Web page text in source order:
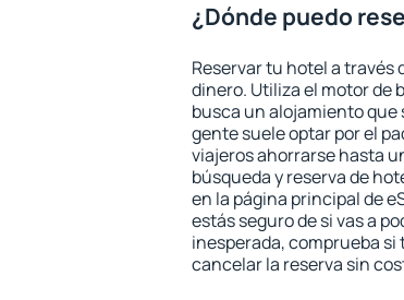
¿Dónde puedo
Reservar tu hotel a través
dinero. Utiliza el motor de
busca un alojamiento que
gente suele optar por el
viajeros ahorrarse hasta
búsqueda y reserva de
en la página principal de
estás seguro de si vas a
inesperada, comprueba
cancelar la reserva sin